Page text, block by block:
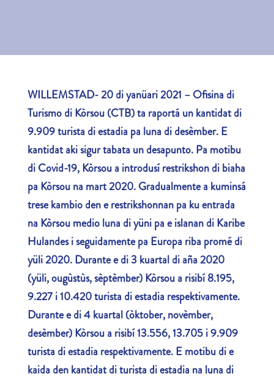
WILLEMSTAD- 20 di yanüari 2021 –Ofisina di
Turismo di Kòrsou (CTB) ta raportá un kantidat di
9.909 turista di estadia pa luna di desèmber. E
kantidat aki sigur tabata un desapunto. Pa motibu
di Covid-19, Kòrsou a introdusí restrikshon di biaha
pa Kòrsou na mart 2020. Gradualmente a kuminsá
trese kambio den e restrikshonnan pa ku entrada
na Kòrsou medio luna di yüni pa e islanan di Karibe
Hulandes i seguidamente pa Europa riba promé di
yüli 2020. Durante e di 3 kuartal di aña 2020
(yüli, ougùstùs, sèptèmber) Kòrsou a risibí 8.195,
9.227 i 10.420 turista di estadia respektivamente.
Durante e di 4 kuartal (òktober, novèmber,
desèmber) Kòrsou a risibí 13.556, 13.705 i 9.909
turista di estadia respektivamente. E motibu di e
kaida den kantidat di turista di estadia na luna di